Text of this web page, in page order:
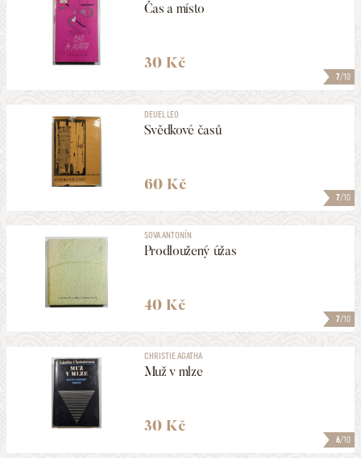
7/10
Čas a místo
30 Kč
7/10
DEUEL LEO
Svědkové časů
60 Kč
7/10
SOVA ANTONÍN
Prodloužený úžas
40 Kč
6/10
CHRISTIE AGATHA
Muž v mlze
30 Kč